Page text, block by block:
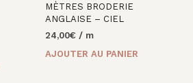
MÈTRES BRODERIE
ANGLAISE – CIEL
24,00€ / m
AJOUTER AU PANIER